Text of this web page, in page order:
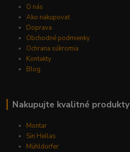
O nás
Ako nakupovať
Doprava
Obchodné podmienky
Ochrana súkromia
Kontakty
Blog
Nakupujte kvalitné produkty
Montar
Sin Hellas
Mühldorfer